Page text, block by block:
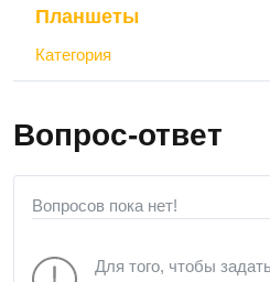
Планшеты
Категория
Вопрос-ответ
Вопросов пока нет!
Для того, чтобы